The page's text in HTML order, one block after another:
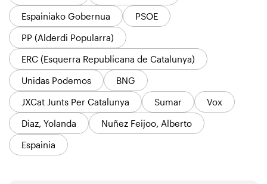
Espainiako Gobernua
PSOE
PP (Alderdi Popularra)
ERC (Esquerra Republicana de Catalunya)
Unidas Podemos
BNG
JXCat Junts Per Catalunya
Sumar
Vox
Diaz, Yolanda
Nuñez Feijoo, Alberto
Espainia